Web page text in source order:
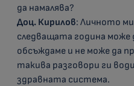
да намалява?
Доц. Кирилов: Личното
следващата година може
обсъждаме и не може да
такива разговори ги
здравната система.